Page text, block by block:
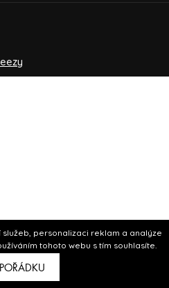
personalizaci reklam a analýze
tohoto webu s tím souhlasíte.